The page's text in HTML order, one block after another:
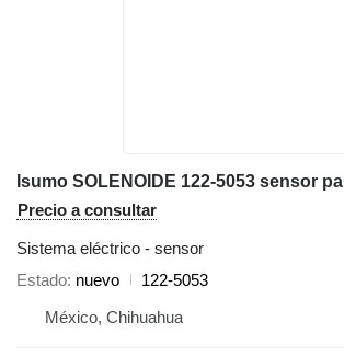
Precio a consultar
Sistema eléctrico - sensor
Estado nuevo
122-5053
México, Chihuahua